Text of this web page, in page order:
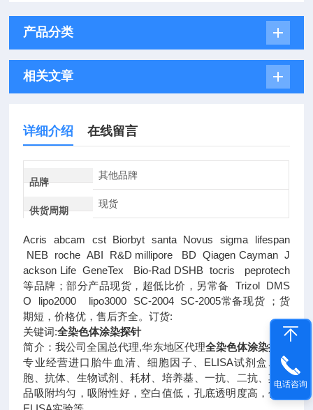
产品分类
相关文章
详细介绍 在线留言
品牌
其他品牌
供货周期
现货
Acris abcam cst Biorbyt santa Novus sigma lifespan
NEB roche ABI R&D millipore BD Qiagen Cayman J
ackson Life GeneTex Bio-Rad DSHB tocris peprotech
等品牌；部分产品现货，超低比价，另常备 Trizol DMS
O lipo2000 lipo3000 SC-2004 SC-2005常备现货 ；货
期短，价格优，售后齐全。订货:
关键词:全染色体涂染探针
简介：我公司全国总代理,华东地区代理全染色体涂染探针
专业经营进口胎牛血清、细胞因子、ELISA试剂盒、细
胞、抗体、生物试剂、耗材、培养基、一抗、二抗、其产
品吸附均匀，吸附性好，空白值低，孔底透明度高，代做
电话咨询